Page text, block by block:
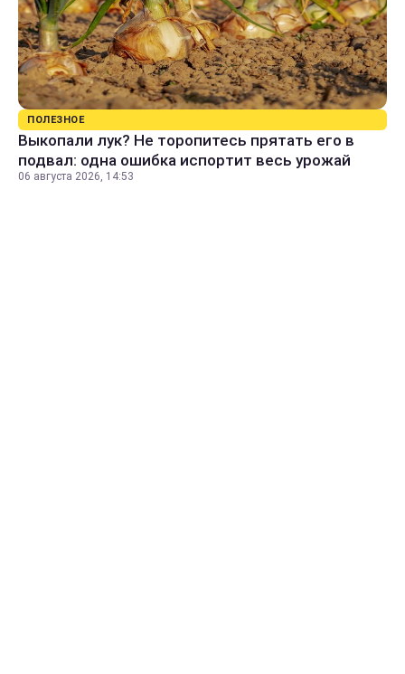
ПОЛЕЗНОЕ
Выкопали лук? Не торопитесь прятать его в
подвал: одна ошибка испортит весь урожай
06 августа 2026, 14:53